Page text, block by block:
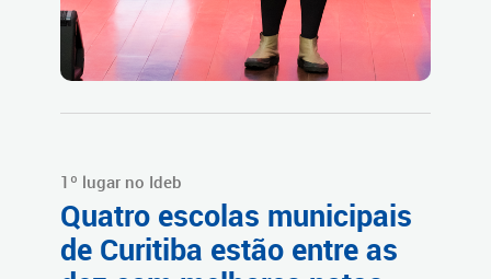
1º lugar no Ideb
Quatro escolas municipais
de Curitiba estão entre as